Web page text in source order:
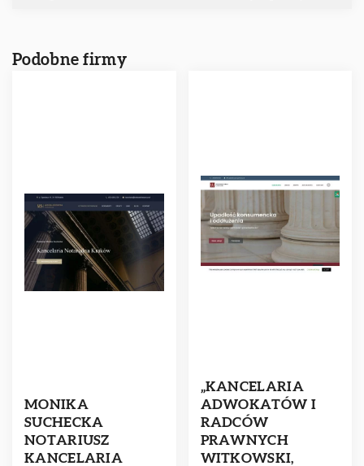
Podobne firmy
MONIKA
SUCHECKA
NOTARIUSZ
KANCELARIA
„KANCELARIA
ADWOKATÓW I
RADCÓW
PRAWNYCH
WITKOWSKI,